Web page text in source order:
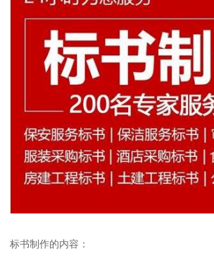
标书制作的内容：